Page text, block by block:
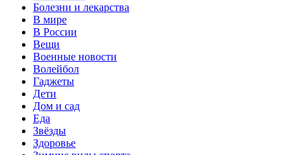
Болезни и лекарства
В мире
В России
Вещи
Военные новости
Волейбол
Гаджеты
Дети
Дом и сад
Еда
Звёзды
Здоровье